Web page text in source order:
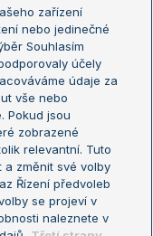
zařízení
nebo jedinečné
Souhlasím
účely
údaje za
vše nebo
Pokud jsou
zobrazené
relevantní. Tuto
a změnit své volby
Řízení předvoleb
se projeví v
naleznete v